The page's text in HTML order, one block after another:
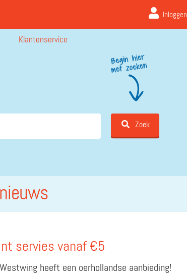
Inloggen
Klantenservice
Zoek
servies vanaf €5
Westwing heeft een oerhollandse aanbieding!